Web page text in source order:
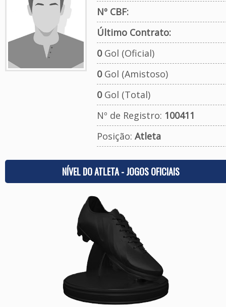
Nº CBF:
Último Contrato:
0Gol (Oficial)
0Gol (Amistoso)
0Gol (Total)
Nº de Registro: 100411
Posição: Atleta
NÍVEL DO ATLETA - JOGOS OFICIAIS